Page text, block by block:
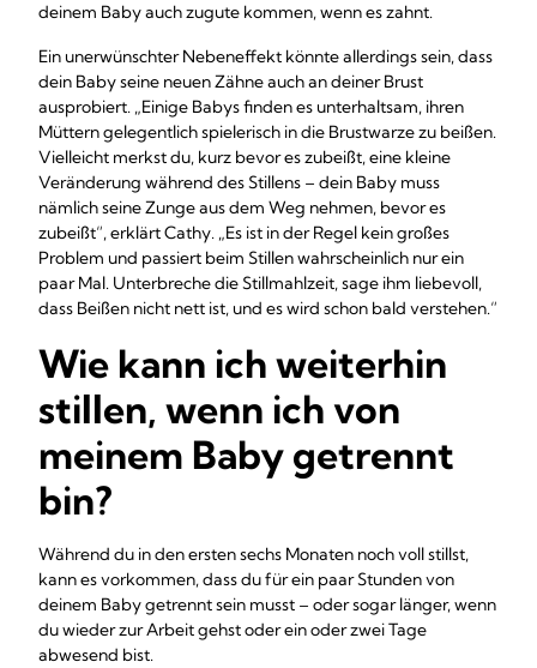
deinem Baby auch zugute kommen, wenn es zahnt.
Ein unerwünschter Nebeneffekt könnte allerdings sein, dass
dein Baby seine neuen Zähne auch an deiner Brust
ausprobiert. „Einige Babys finden es unterhaltsam, ihren
Müttern gelegentlich spielerisch in die Brustwarze zu beißen.
Vielleicht merkst du, kurz bevor es zubeißt, eine kleine
Veränderung während des Stillens – dein Baby muss
nämlich seine Zunge aus dem Weg nehmen, bevor es
zubeißt“, erklärt Cathy. „Es ist in der Regel kein großes
Problem und passiert beim Stillen wahrscheinlich nur ein
paar Mal. Unterbreche die Stillmahlzeit, sage ihm liebevoll,
dass Beißen nicht nett ist, und es wird schon bald verstehen.“
Wie kann ich weiterhin
stillen, wenn ich von
meinem Baby getrennt
bin?
Während du in den ersten sechs Monaten noch voll stillst,
kann es vorkommen, dass du für ein paar Stunden von
deinem Baby getrennt sein musst – oder sogar länger, wenn
du wieder zur Arbeit gehst oder ein oder zwei Tage
abwesend bist.